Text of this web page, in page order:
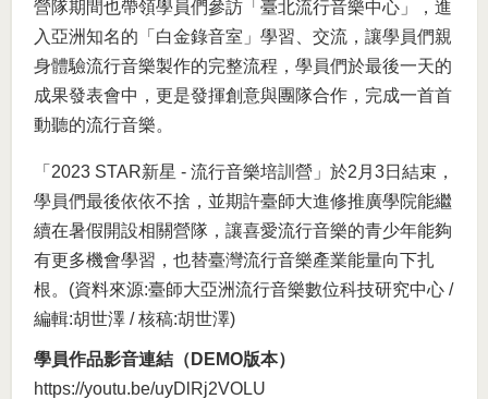
營隊期間也帶領學員們參訪「臺北流行音樂中心」，進
入亞洲知名的「白金錄音室」學習、交流，讓學員們親
身體驗流行音樂製作的完整流程，學員們於最後一天的
成果發表會中，更是發揮創意與團隊合作，完成一首首
動聽的流行音樂。
「2023 STAR新星 - 流行音樂培訓營」於2月3日結束，
學員們最後依依不捨，並期許臺師大進修推廣學院能繼
續在暑假開設相關營隊，讓喜愛流行音樂的青少年能夠
有更多機會學習，也替臺灣流行音樂產業能量向下扎
根。(資料來源:臺師大亞洲流行音樂數位科技研究中心 /
編輯:胡世澤 / 核稿:胡世澤)
學員作品影音連結（DEMO版本）
https://youtu.be/uyDlRj2VOLU